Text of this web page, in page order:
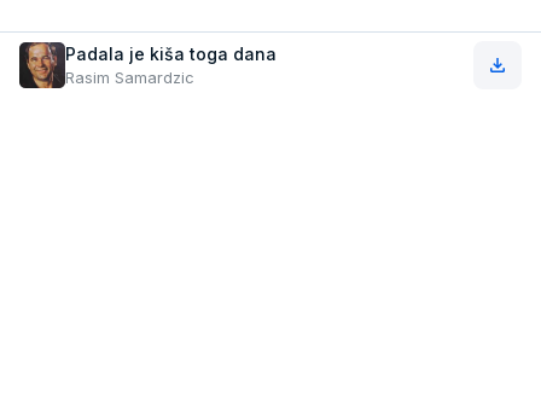
Padala je kiša toga dana
Rasim Samardzic